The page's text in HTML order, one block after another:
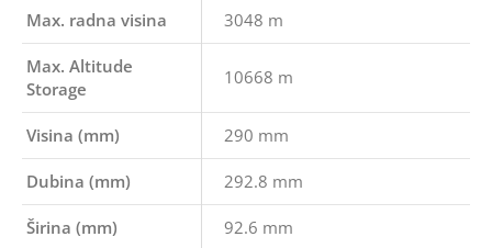
Max. radna visina 3048 m
Max. Altitude
Storage
10668 m
Visina (mm) 290 mm
Dubina (mm) 292.8 mm
Širina (mm) 92.6 mm